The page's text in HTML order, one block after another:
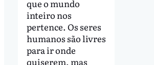
que o mundo
inteiro nos
pertence. Os seres
humanos são livres
para ir onde
quiserem, mas